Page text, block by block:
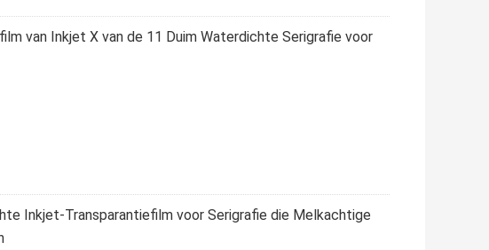
van Inkjet X van de 11 Duim Waterdichte Serigrafie voor
Inkjet-Transparantiefilm voor Serigrafie die Melkachtige